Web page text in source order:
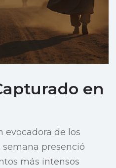
en
evocadora de los
presenció
más intensos